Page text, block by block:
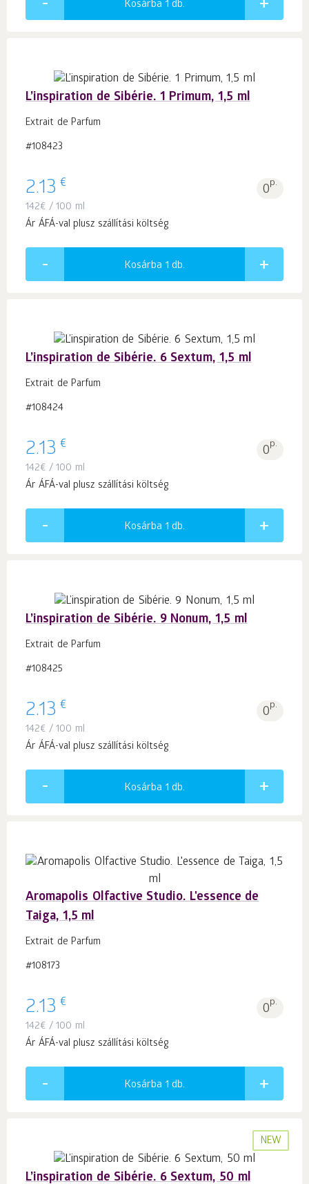
Kosárba 1 db.
L’inspiration de Sibérie. 1 Primum, 1,5 ml
Extrait de Parfum
#108423
2.13 € 0p.
142€ / 100 ml
Ár ÁFÁ-val plusz szállítási költség
Kosárba 1 db.
L’inspiration de Sibérie. 6 Sextum, 1,5 ml
Extrait de Parfum
#108424
2.13 € 0p.
142€ / 100 ml
Ár ÁFÁ-val plusz szállítási költség
Kosárba 1 db.
L’inspiration de Sibérie. 9 Nonum, 1,5 ml
Extrait de Parfum
#108425
2.13 € 0p.
142€ / 100 ml
Ár ÁFÁ-val plusz szállítási költség
Kosárba 1 db.
Aromapolis Olfactive Studio. L'essence de
Taiga, 1,5 ml
Extrait de Parfum
#108173
2.13 € 0p.
142€ / 100 ml
Ár ÁFÁ-val plusz szállítási költség
Kosárba 1 db.
NEW
L’inspiration de Sibérie. 6 Sextum, 50 ml